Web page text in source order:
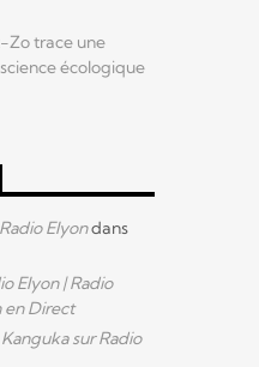
Zo trace une
écologique
Elyondans
Elyon | Radio
en Direct
Kanguka sur Radio